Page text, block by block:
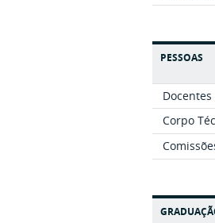
PESSOAS
Docentes
Corpo